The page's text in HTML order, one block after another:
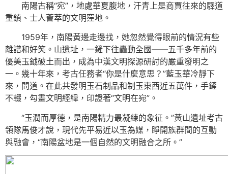
南陽古稱“宛”，地處華夏腹地，汗青上是商賈往來的驛道
重鎮、士人薈萃的文明窪地。
1959年，南陽黃邊走邊找，她忽然覺得眼前的情況有些
離譜和好笑。山遺址，一鏟下往轟動全國——五千多年前的
優美玉鉞破土而出，成為中漢文明探源研討的嚴重發明之
一。幾十年來，考古任務者“你是什麼意思？”藍玉華冷靜下
來，問道。在此共發明玉石制品和制玉東西近五萬件，手鏟
不輟，勾畫文明經緯，印證著“文明在宛”。
“玉潤而厚德，是南陽精力最凝練的象征。”黃山遺址考古
領隊馬俊才說，現代先平易近以玉為媒，睜開族群間的互動
與融會，“南陽盆地是一個自然的文明融合之所。”